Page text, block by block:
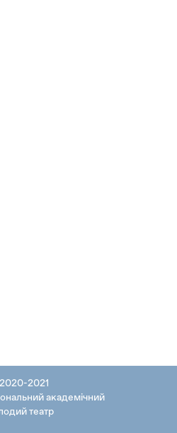
2021
академічний
театр